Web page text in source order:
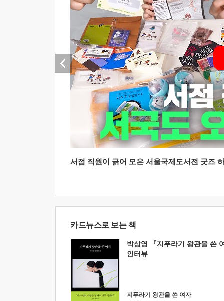
서점 직원이 긁어 모은 서울국제도서전 굿즈
카드뉴스로 보는 책
박상영 『지푸라기 왕관을 쓴
인터뷰
지푸라기 왕관을 쓴 여자